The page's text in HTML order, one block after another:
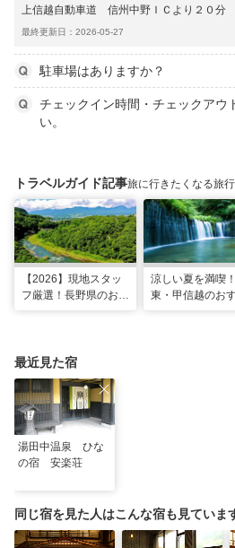
上信越自動車道 信州中野ＩＣより２０分
最終更新日：2026-05-27
駐車場はありますか？
チェックイン時間・チェックアウ
い。
トラベルガイド記事旅に行きたくなる旅
【2026】現地スタッ
フ厳選！長野県のおす
涼しい夏を満喫
東・甲信越のお
最近見た宿
湯田中温泉 ひな
の宿 安楽荘
同じ宿を見た人はこんな宿も見ていま